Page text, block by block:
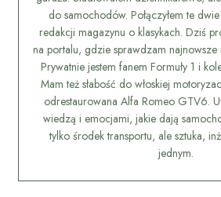
do samochodów. Połączyłem te
redakcji magazynu o klasykach. Dziś
na portalu, gdzie sprawdzam
Prywatnie jestem fanem Formuły 1 i
Mam też słabość do włoskiej
odrestaurowana Alfa Romeo GTV6.
wiedzą i emocjami, jakie dają
tylko środek transportu, ale sztuka,
jednym.